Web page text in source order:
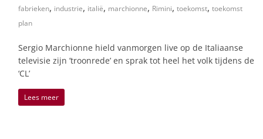
fabrieken, industrie, italië, marchionne, Rimini, toekomst, toekomst
plan
Sergio Marchionne hield vanmorgen live op de Italiaanse
televisie zijn ’troonrede’ en sprak tot heel het volk tijdens de
‘CL’
Lees meer